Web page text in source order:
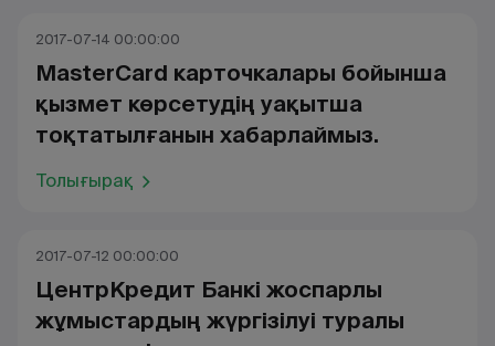
2017-07-14 00:00:00
MasterCard карточкалары бойынша
қызмет көрсетудің уақытша
тоқтатылғанын хабарлаймыз.
Толығырақ
2017-07-12 00:00:00
ЦентрКредит Банкі жоспарлы
жұмыстардың жүргізілуі туралы